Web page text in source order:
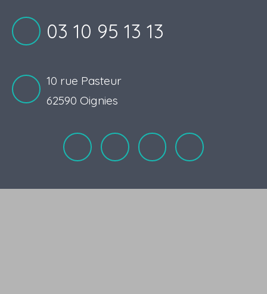
03 10 95 13 13
10 rue Pasteur
62590 Oignies